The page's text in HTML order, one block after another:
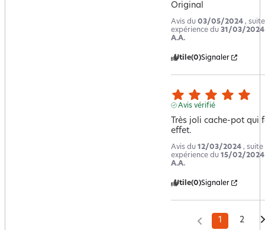
Original
Avis du 03/05/2024 ,
expérience du 31/03/2024
A.A.
Utile(0)Signaler
Avis vérifié
Très joli cache-pot qui
effet.
Avis du 12/03/2024 , suite
expérience du 15/02/2024
A.A.
Utile(0)Signaler
1 2